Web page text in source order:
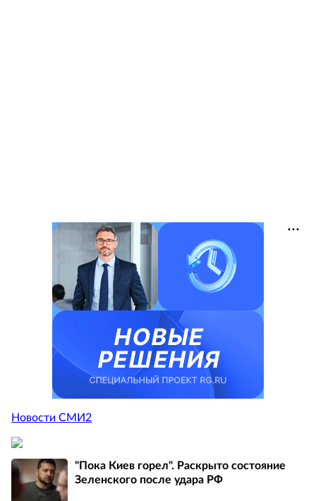
Новости СМИ2
"Пока Киев горел". Раскрыто состояние
Зеленского после удара РФ